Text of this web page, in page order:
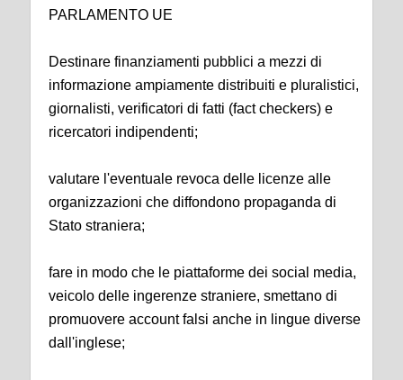
PARLAMENTO UE
Destinare finanziamenti pubblici a mezzi di
informazione ampiamente distribuiti e pluralistici,
giornalisti, verificatori di fatti (fact checkers) e
ricercatori indipendenti;
valutare l'eventuale revoca delle licenze alle
organizzazioni che diffondono propaganda di
Stato straniera;
fare in modo che le piattaforme dei social media,
veicolo delle ingerenze straniere, smettano di
promuovere account falsi anche in lingue diverse
dall'inglese;